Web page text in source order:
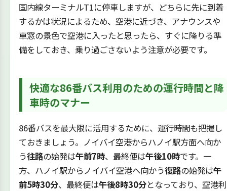
国内線ターミナルT1に停車しますが、どちらに先に到着
するかは状況によるため、空港に近づき、アナウンスや
車窓の景色で空港に入ったと思ったら、すぐに降りる準
備をしておき、乗り過ごさないよう注意が必要です。
快適な86番バス利用のための運行時間と降
車時のマナー
86番バスを最大限に活用するために、運行時間も把握し
ておきましょう。ノイバイ空港からハノイ駅方面へ向か
う往路の始発は午前7時、最終便は午後10時です。一
方、ハノイ駅からノイバイ空港へ向かう復路の始発は午
前5時30分、最終便は午後8時30分となっており、空港利